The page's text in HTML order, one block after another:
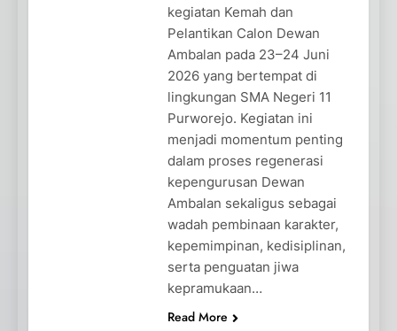
kegiatan Kemah dan
Pelantikan Calon Dewan
Ambalan pada 23–24 Juni
2026 yang bertempat di
lingkungan SMA Negeri 11
Purworejo. Kegiatan ini
menjadi momentum penting
dalam proses regenerasi
kepengurusan Dewan
Ambalan sekaligus sebagai
wadah pembinaan karakter,
kepemimpinan, kedisiplinan,
serta penguatan jiwa
kepramukaan…
Read More